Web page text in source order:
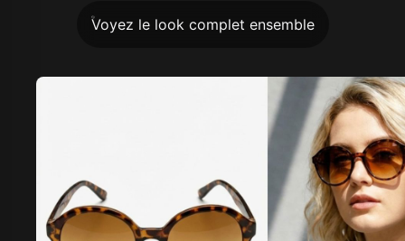
Voyez le look complet ensemble